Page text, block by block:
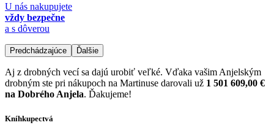
U nás nakupujete
vždy bezpečne
a s dôverou
Predchádzajúce Ďalšie
Aj z drobných vecí sa dajú urobiť veľké. Vďaka vašim Anjelským
drobným ste pri nákupoch na Martinuse darovali už 1 501 609,00 €
na Dobrého Anjela. Ďakujeme!
Kníhkupectvá